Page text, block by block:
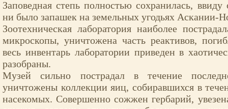
Заповедная степь полностью сохранилась,
ни было запашек на земельных угодьях Аскании-
Зоотехническая лаборатория наиболее
микроскопы, уничтожена часть реактивов,
весь инвентарь лаборатории приведен в
разобраны.
Музей сильно пострадал в течение
уничтожены коллекции яиц, собиравшихся в
насекомых. Совершенно сожжен гербарий,